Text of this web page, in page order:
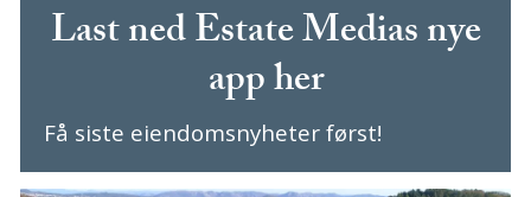
Last ned Estate Medias nye
app her
Få siste eiendomsnyheter først!